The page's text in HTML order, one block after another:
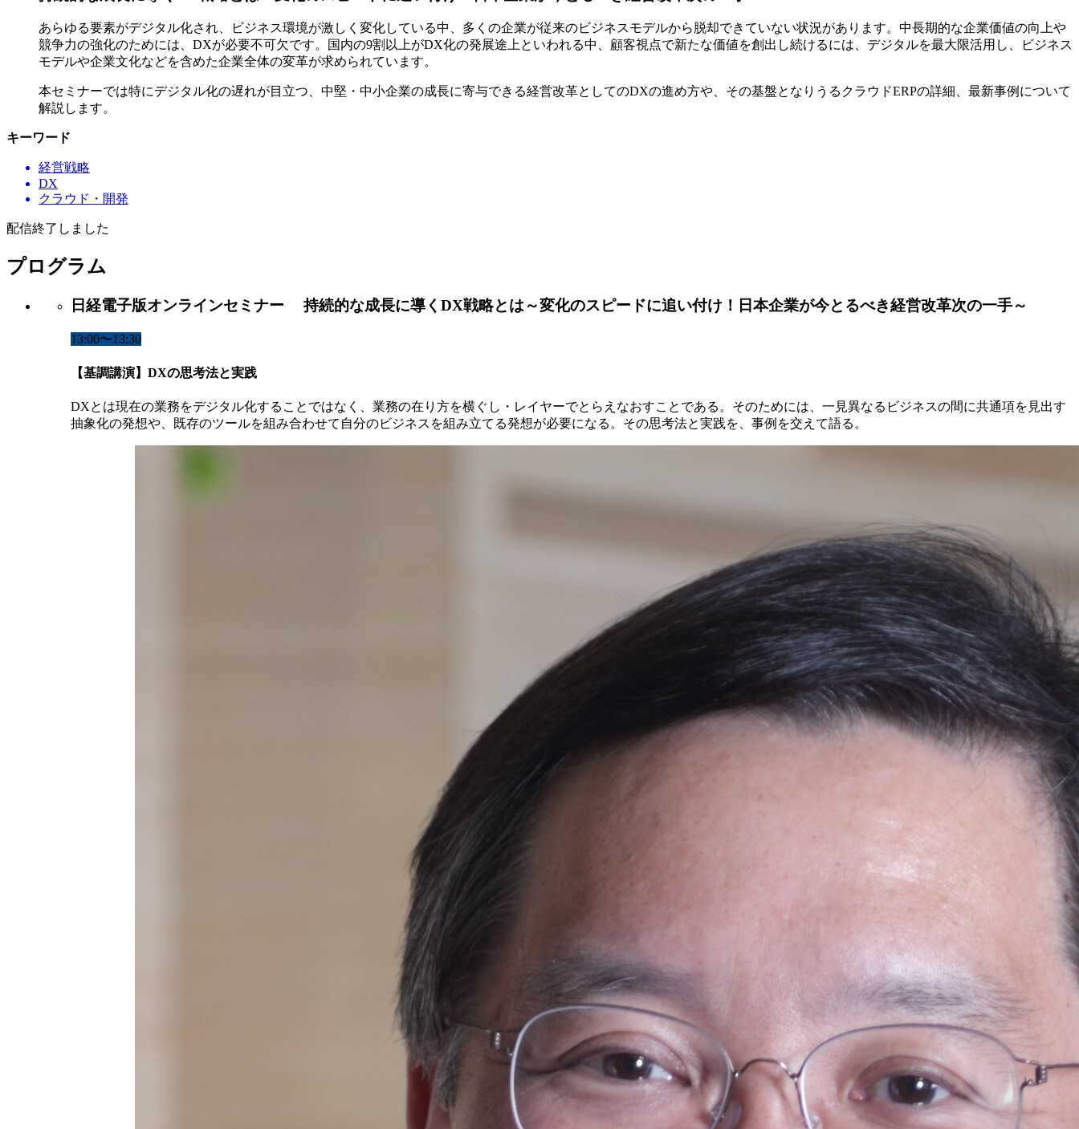
あらゆる要素がデジタル化され、ビジネス環境が激しく変化している中、多くの企業が従来のビジネスモデルから脱却できていない状況があります。中長期的な企業価値の向上や
競争力の強化のためには、DXが必要不可欠です。国内の9割以上がDX化の発展途上といわれる中、顧客視点で新たな価値を創出し続けるには、デジタルを最大限活用し、ビジネス
モデルや企業文化などを含めた企業全体の変革が求められています。
本セミナーでは特にデジタル化の遅れが目立つ、中堅・中小企業の成長に寄与できる経営改革としてのDXの進め方や、その基盤となりうるクラウドERPの詳細、最新事例について
解説します。
キーワード
経営戦略
DX
クラウド・開発
配信終了しました
プログラム
日経電子版オンラインセミナー 持続的な成長に導くDX戦略とは～変化のスピードに追い付け！日本企業が今とるべき経営改革次の一手～
13:00〜13:30
【基調講演】DXの思考法と実践
DXとは現在の業務をデジタル化することではなく、業務の在り方を横ぐし・レイヤーでとらえなおすことである。そのためには、一見異なるビジネスの間に共通項を見出す
抽象化の発想や、既存のツールを組み合わせて自分のビジネスを組み立てる発想が必要になる。その思考法と実践を、事例を交えて語る。